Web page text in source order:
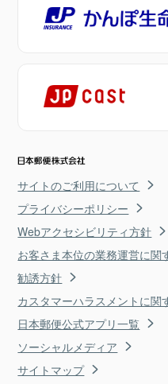
サイトのご利用について
プライバシーポリシー
Webアクセシビリティ方針
お客さま本位の業務運営に関
勧誘方針
カスタマーハラスメントに関
日本郵便公式アプリ一覧
ソーシャルメディア
サイトマップ